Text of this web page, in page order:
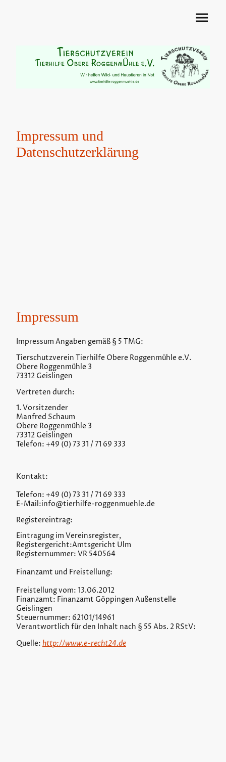
Impressum und
Datenschutzerklärung
Impressum
Impressum Angaben gemäß § 5 TMG:
Tierschutzverein Tierhilfe Obere Roggenmühle e.V.
Obere Roggenmühle 3
73312 Geislingen
Vertreten durch:
1. Vorsitzender
Manfred Schaum
Obere Roggenmühle 3
73312 Geislingen
Telefon: +49 (0) 73 31 / 71 69 333
Kontakt:
Telefon: +49 (0) 73 31 / 71 69 333
E-Mail:info@tierhilfe-roggenmuehle.de
Registereintrag:
Eintragung im Vereinsregister,
Registergericht:Amtsgericht Ulm
Registernummer: VR 540564
Finanzamt und Freistellung:
Freistellung vom: 13.06.2012
Finanzamt: Finanzamt Göppingen Außenstelle
Geislingen
Steuernummer: 62101/14961
Verantwortlich für den Inhalt nach § 55 Abs. 2 RStV:
Quelle: http://www.e-recht24.de